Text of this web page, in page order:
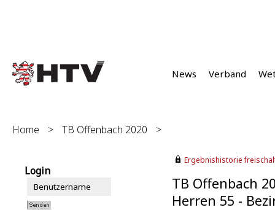
News Verband
Home > TB Offenbach 2020 >
Login
Ergebnishistorie
TB Offenbach
Herren 55 -